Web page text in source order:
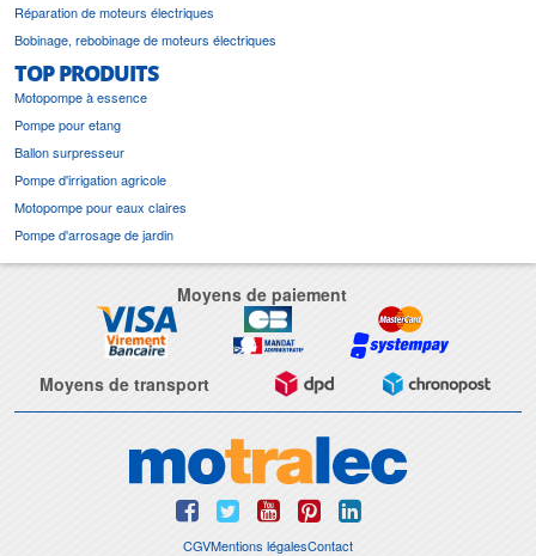
Réparation de moteurs électriques
Bobinage, rebobinage de moteurs électriques
TOP PRODUITS
Motopompe à essence
Pompe pour etang
Ballon surpresseur
Pompe d'irrigation agricole
Motopompe pour eaux claires
Pompe d'arrosage de jardin
Moyens de paiement
Moyens de transport
CGVMentions légalesContact